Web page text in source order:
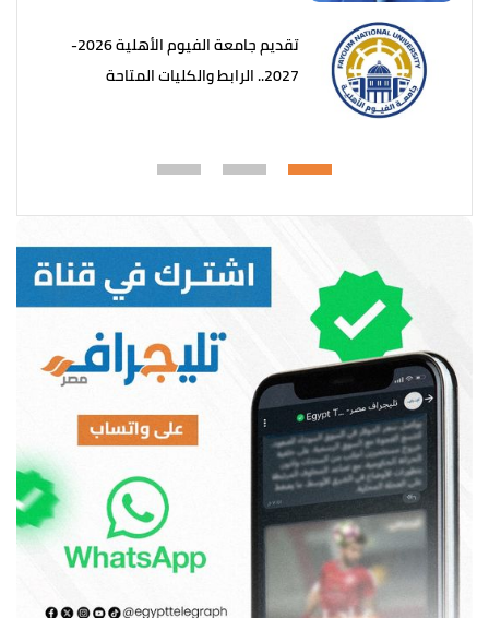
تقديم جامعة الفيوم الأهلية 2026-
2027.. الرابط والكليات المتاحة